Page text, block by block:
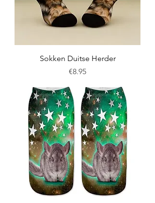
Sokken Duitse Herder
Price
€8.95